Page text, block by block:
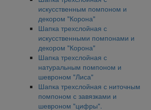
искусственным помпоном и
декором "Корона"
Шапка трехслойная с
искусственными помпонами и
декором "Корона"
Шапка трехслойная с
натуральным помпоном и
шевроном "Лиса"
Шапка трехслойная с ниточным
помпоном с завязками и
шевроном "цифры".